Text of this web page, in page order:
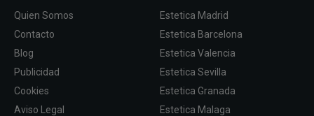
Quien Somos
Contacto
Blog
Publicidad
Cookies
Aviso Legal
Estetica Madrid
Estetica Barcelona
Estetica Valencia
Estetica Sevilla
Estetica Granada
Estetica Malaga